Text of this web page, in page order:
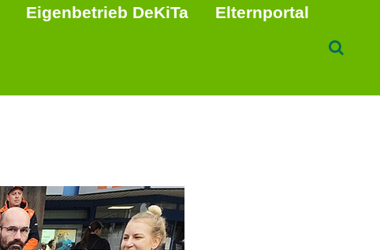
Eigenbetrieb DeKiTa Elternportal